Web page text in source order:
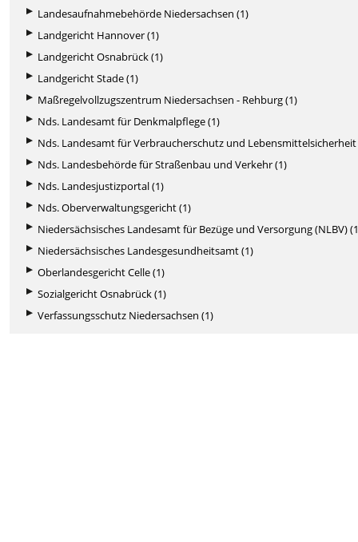
Landesaufnahmebehörde Niedersachsen (1)
Landgericht Hannover (1)
Landgericht Osnabrück (1)
Landgericht Stade (1)
Maßregelvollzugszentrum Niedersachsen - Rehburg (1)
Nds. Landesamt für Denkmalpflege (1)
Nds. Landesamt für Verbraucherschutz und Lebensmittelsicherheit
Nds. Landesbehörde für Straßenbau und Verkehr (1)
Nds. Landesjustizportal (1)
Nds. Oberverwaltungsgericht (1)
Niedersächsisches Landesamt für Bezüge und Versorgung (NLBV)
Niedersächsisches Landesgesundheitsamt (1)
Oberlandesgericht Celle (1)
Sozialgericht Osnabrück (1)
Verfassungsschutz Niedersachsen (1)